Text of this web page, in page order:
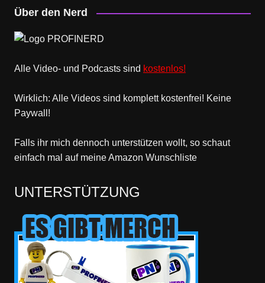
Über den Nerd
Alle Video- und Podcasts sind kostenlos!
Wirklich: Alle Videos sind komplett kostenfrei! Keine
Paywall!
Falls ihr mich dennoch unterstützen wollt, so schaut
einfach mal auf meine Amazon Wunschliste
UNTERSTÜTZUNG